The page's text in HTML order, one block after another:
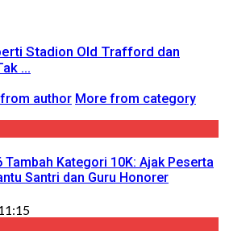
Stadion Old Trafford dan
...
author More from category
Tambah Kategori 10K: Ajak Peserta
Santri dan Guru Honorer